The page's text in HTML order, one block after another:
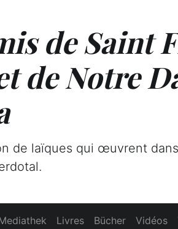
de Saint
de Notre
de laïques qui œuvrent
Livres Bücher Vidéos